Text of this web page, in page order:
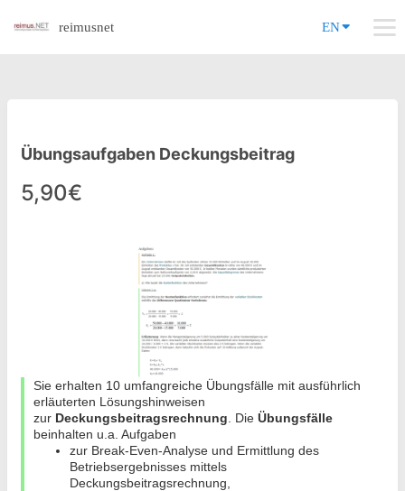
reimusnet EN
Übungsaufgaben Deckungsbeitrag
5,90€
Sie erhalten 10 umfangreiche Übungsfälle mit ausführlich
erläuterten Lösungshinweisen
zur Deckungsbeitragsrechnung . Die Übungsfälle
beinhalten u.a. Aufgaben
zur Break-Even-Analyse und Ermittlung des
Betriebsergebnisses mittels
Deckungsbeitragsrechnung,